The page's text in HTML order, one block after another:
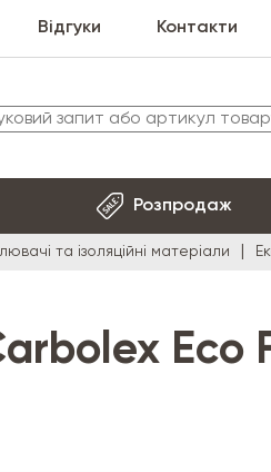
Відгуки Контакти
Розпродаж
та ізоляційні матеріали
Eco